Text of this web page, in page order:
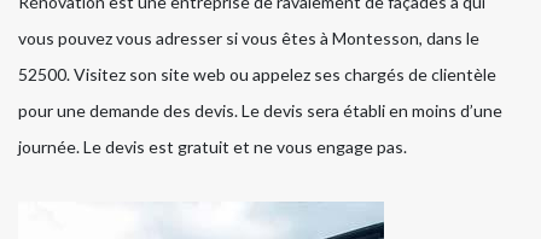
vous pouvez vous adresser si vous êtes à Montesson, dans le
52500. Visitez son site web ou appelez ses chargés de clientèle
pour une demande des devis. Le devis sera établi en moins d’une
journée. Le devis est gratuit et ne vous engage pas.